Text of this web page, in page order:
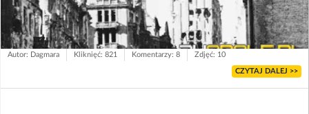
Autor: Dagmara Kliknięć: 821 Komentarzy: 8 Zdjęć: 10
CZYTAJ DALEJ >>